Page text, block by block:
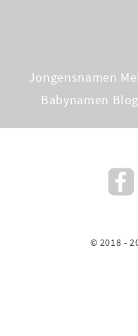
Jongensnamen
Babynamen Blog
© 2018 -